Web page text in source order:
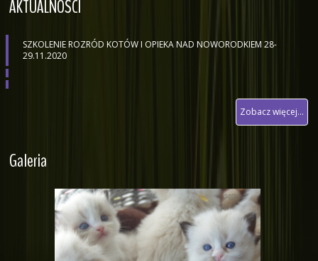
AKTUALNOŚCI
SZKOLENIE ROZRÓD KOTÓW I OPIEKA NAD NOWORODKIEM 28-
29.11.2020
Zobacz więcej...
Galeria